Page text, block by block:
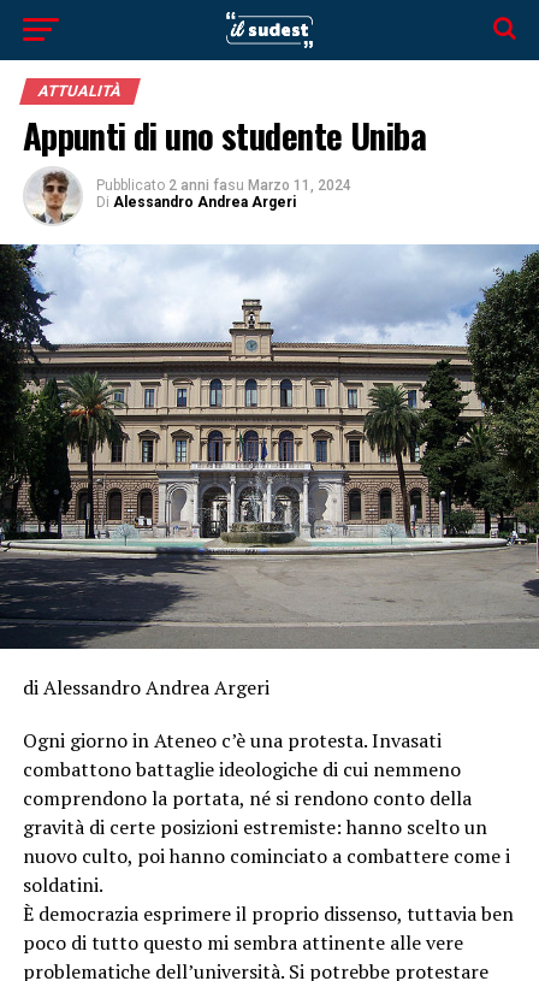
ATTUALITÀ
Appunti di uno studente Uniba
Pubblicato 2 anni fasu Marzo 11, 2024
Di Alessandro Andrea Argeri
di Alessandro Andrea Argeri
Ogni giorno in Ateneo c’è una protesta. Invasati
combattono battaglie ideologiche di cui nemmeno
comprendono la portata, né si rendono conto della
gravità di certe posizioni estremiste: hanno scelto un
nuovo culto, poi hanno cominciato a combattere come i
soldatini.
È democrazia esprimere il proprio dissenso, tuttavia ben
poco di tutto questo mi sembra attinente alle vere
problematiche dell’università. Si potrebbe protestare